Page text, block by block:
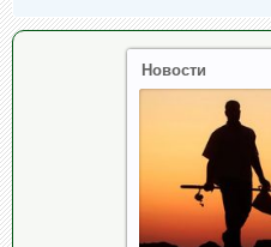
Новости